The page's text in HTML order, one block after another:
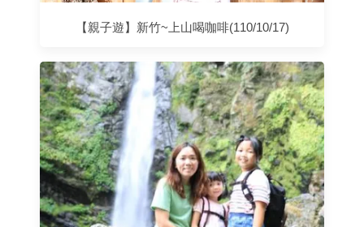
【親子遊】新竹~上山喝咖啡(110/10/17)